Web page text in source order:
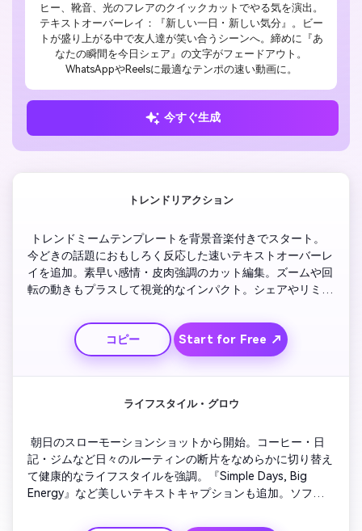
ヒー、靴音、光のフレアのクイックカットでやる気を演出。
テキストオーバーレイ：『新しい一日・新しい気分』。ビー
トが盛り上がる中で友人達が笑い合うシーンへ。締めに『あ
なたの瞬間を今日シェア』の文字がフェードアウト。
WhatsAppやReelsに最適なテンポの速い動画に。
今すぐ生成
トレンドリアクション
トレンドミームテンプレートを背景音楽付きでスタート。
今どきの話題におもしろく反応した速いテキストオーバーレ
イを追加。素早い感情・皮肉強調のカット編集。ズームや回
転の動きもプラスして視覚的なインパクト。シェアやリミッ
Instagramリールにピッタリなスピード感を演出。
コピー
Start for Free ↗
ライフスタイル・グロウ
朝日のスローモーションショットから開始。コーヒー・日
記・ジムなど日々のルーティンの断片をなめらかに切り替え
て健康的なライフスタイルを強調。『Simple Days, Big
Energy』など美しいテキストキャプションも追加。ソフト
ポジティブさと安らぎを伝えつつフェードアウト。